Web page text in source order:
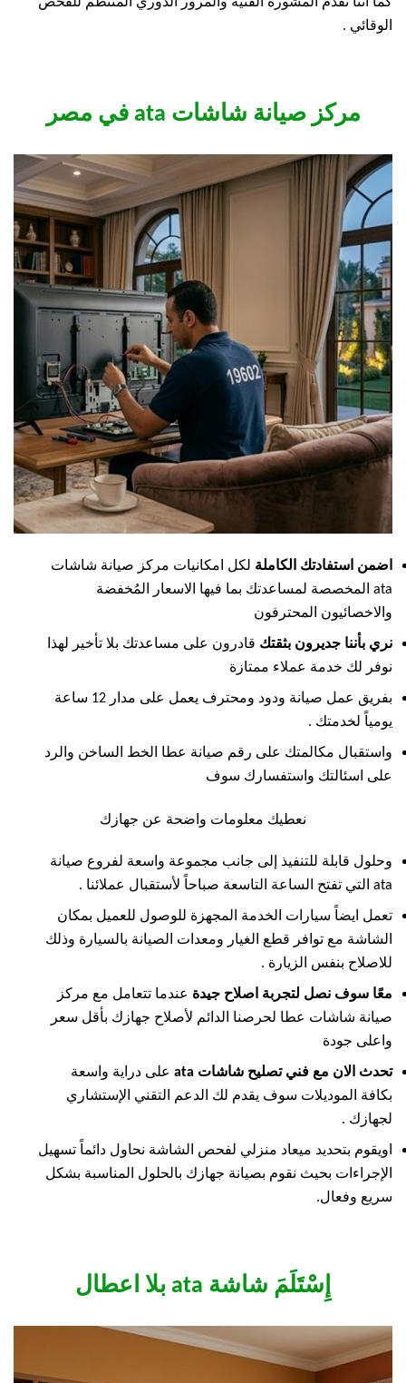
الوقائي .
مركز صيانة شاشات ata في مصر
اضمن استفادتك الكاملة لكل امكانيات مركز صيانة شاشات
ata المخصصة لمساعدتك بما فيها الاسعار المُخفضة
والاخصائيون المحترفون
نري بأننا جديرون بثقتك قادرون على مساعدتك بلا تأخير لهذا
نوفر لك خدمة عملاء ممتازة
بفريق عمل صيانة ودود ومحترف يعمل على مدار 12 ساعة
يومياً لخدمتك .
واستقبال مكالمتك على رقم صيانة عطا الخط الساخن والرد
على اسئالتك واستفسارك سوف
نعطيك معلومات واضحة عن جهازك
وحلول قابلة للتنفيذ إلى جانب مجموعة واسعة لفروع صيانة
ata التي تفتح الساعة التاسعة صباحاً لأستقبال عملائنا .
تعمل ايضاً سيارات الخدمة المجهزة للوصول للعميل بمكان
الشاشة مع توافر قطع الغيار ومعدات الصيانة بالسيارة وذلك
للاصلاح بنفس الزيارة .
معًا سوف نصل لتجربة اصلاح جيدة عندما تتعامل مع مركز
صيانة شاشات عطا لحرصنا الدائم لأصلاح جهازك بأقل سعر
واعلى جودة
تحدث الان مع فني تصليح شاشات ata
على دراية واسعة
بكافة الموديلات سوف يقدم لك الدعم التقني الإستشاري
لجهازك .
اويقوم بتحديد ميعاد منزلي لفحص الشاشة نحاول دائماً تسهيل
الإجراءات بحيث نقوم بصيانة جهازك بالحلول المناسبة بشكل
سريع وفعال.
إِسْتَلَمَ شاشة ata بلا اعطال